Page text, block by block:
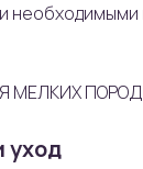
необходимыми
МЕЛКИХ
уход